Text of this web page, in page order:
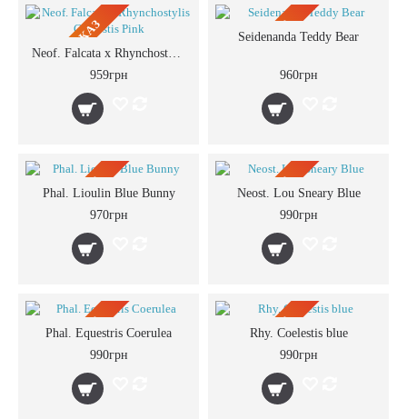
ПРЕДЗАКАЗ
Neof. Falcata x Rhynchostylis Coelestis Pink
959грн
ПРЕДЗАКАЗ
Seidenanda Teddy Bear
960грн
ПРЕДЗАКАЗ
Phal. Lioulin Blue Bunny
970грн
ПРЕДЗАКАЗ
Neost. Lou Sneary Blue
990грн
ПРЕДЗАКАЗ
Phal. Equestris Coerulea
990грн
ПРЕДЗАКАЗ
Rhy. Coelestis blue
990грн